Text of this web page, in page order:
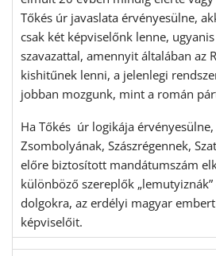
Tőkés úr javaslata érvényesülne,
csak két képviselőnk lenne,
szavazattal, amennyit általában az
kishitűnek lenni, a jelenlegi
jobban mozgunk, mint a román
Ha Tőkés úr logikája
Zsombolyának, Szászrégennek,
előre biztosított mandátumszám
különböző szereplők
dolgokra, az erdélyi magyar
képviselőit.